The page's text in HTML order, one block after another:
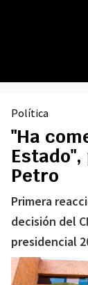
Política
"Ha
Petro
Primera
decisión del
presidencial